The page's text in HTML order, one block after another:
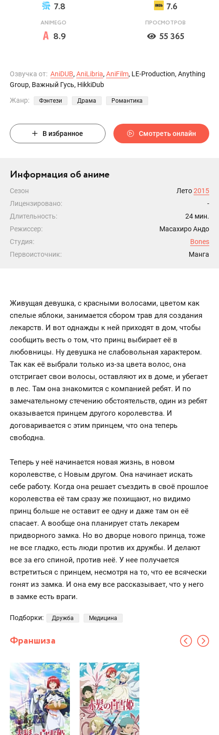
7.8 7.6
ANIMEGO
8.9
ПРОСМОТРОВ
55 365
Озвучка от: AniDUB, AniLibria, AniFilm, LE-Production, Anything
Group, Важный Гусь, HikkiDub
Жанр:
Фэнтези Драма Романтика
В избранное Смотреть онлайн
Информация об аниме
Сезон Лето2015
Лицензировано:
-
Длительность:
24 мин.
Режиссер:
Масахиро Андо
Студия:
Bones
Первоисточник:
Манга
Живущая девушка, с красными волосами, цветом как
спелые яблоки, занимается сбором трав для создания
лекарств. И вот однажды к ней приходят в дом, чтобы
сообщить весть о том, что принц выбирает её в
любовницы. Ну девушка не слабовольная характером.
Так как её выбрали только из-за цвета волос, она
отстригает свои волосы, оставляют их в доме, и убегает
в лес. Там она знакомится с компанией ребят. И по
замечательному стечению обстоятельств, один из ребят
оказывается принцем другого королевства. И
договаривается с этим принцем, что она теперь
свободна.
Теперь у неё начинается новая жизнь, в новом
королевстве, с Новым другом. Она начинает искать
себе работу. Когда она решает съездить в своё прошлое
королевства её там сразу же похищают, но видимо
принц больше не оставит ее одну и даже там он её
спасает. А вообще она планирует стать лекарем
придворного замка. Но во дворце нового принца, тоже
не все гладко, есть люди против их дружбы. И делают
все за его спиной, против неё. У нее получается
встретиться с принцем, несмотря на то, что ее всячески
гонят из замка. И она ему все рассказывает, что у него
в замке есть враги.
Подборки: Дружба Медицина
Франшиза